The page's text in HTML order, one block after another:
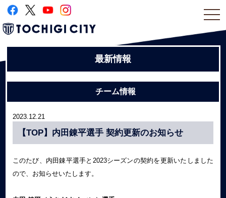
最新情報
チーム情報
2023.12.21
【TOP】内田錬平選手 契約更新のお知らせ
このたび、内田錬平選手と2023シーズンの契約を更新いたしました
ので、お知らせいたします。